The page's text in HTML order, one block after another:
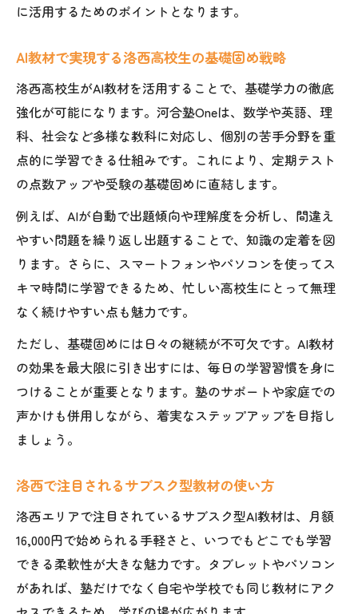
に活用するためのポイントとなります。
AI教材で実現する洛西高校生の基礎固め戦略
洛西高校生がAI教材を活用することで、基礎学力の徹底
強化が可能になります。河合塾Oneは、数学や英語、理
科、社会など多様な教科に対応し、個別の苦手分野を重
点的に学習できる仕組みです。これにより、定期テスト
の点数アップや受験の基礎固めに直結します。
例えば、AIが自動で出題傾向や理解度を分析し、間違え
やすい問題を繰り返し出題することで、知識の定着を図
ります。さらに、スマートフォンやパソコンを使ってス
キマ時間に学習できるため、忙しい高校生にとって無理
なく続けやすい点も魅力です。
ただし、基礎固めには日々の継続が不可欠です。AI教材
の効果を最大限に引き出すには、毎日の学習習慣を身に
つけることが重要となります。塾のサポートや家庭での
声かけも併用しながら、着実なステップアップを目指し
ましょう。
洛西で注目されるサブスク型教材の使い方
洛西エリアで注目されているサブスク型AI教材は、月額
16,000円で始められる手軽さと、いつでもどこでも学習
できる柔軟性が大きな魅力です。タブレットやパソコン
があれば、塾だけでなく自宅や学校でも同じ教材にアク